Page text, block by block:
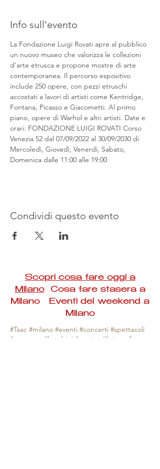
Info sull'evento
La Fondazione Luigi Rovati apre al pubblico
un nuovo museo che valorizza le collezioni
d’arte etrusca e propone mostre di arte
contemporanea. Il percorso espositivo
include 250 opere, con pezzi etruschi
accostati a lavori di artisti come Kentridge,
Fontana, Picasso e Giacometti. Al primo
piano, opere di Warhol e altri artisti. Date e
orari: FONDAZIONE LUIGI ROVATI Corso
Venezia 52 dal 07/09/2022 al 30/09/2030 di
Mercoledì, Giovedì, Venerdì, Sabato,
Domenica dalle 11:00 alle 19:00
Condividi questo evento
Scopri cosa fare oggi a
MilanoCosa fare stasera a
Milano Eventi del weekend a
Milano
#Taac #milano #eventi #concerti #spettacoli
#rassegne #bambini #mostre #fotografia